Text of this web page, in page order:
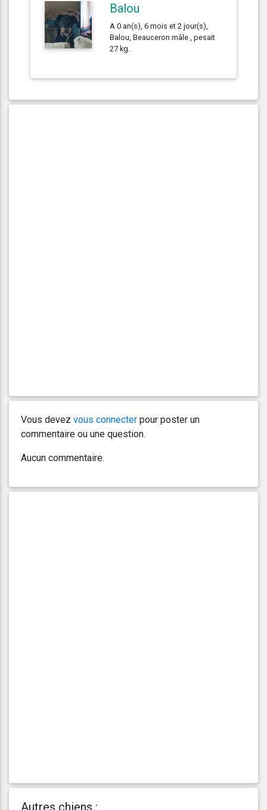
Balou
A 0 an(s), 6 mois et 2 jour(s),
Balou, Beauceron mâle , pesait
27 kg.
Vous devez vous connecter pour poster un
commentaire ou une question.
Aucun commentaire.
Autres chiens :